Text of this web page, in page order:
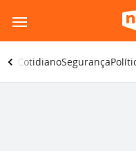
para
o
conteúdo
CotidianoSegurança